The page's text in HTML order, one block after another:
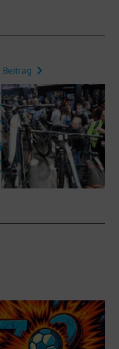
Beitrag